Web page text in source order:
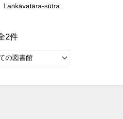
Laṅkāvatāra-sūtra.
2件
の図書館